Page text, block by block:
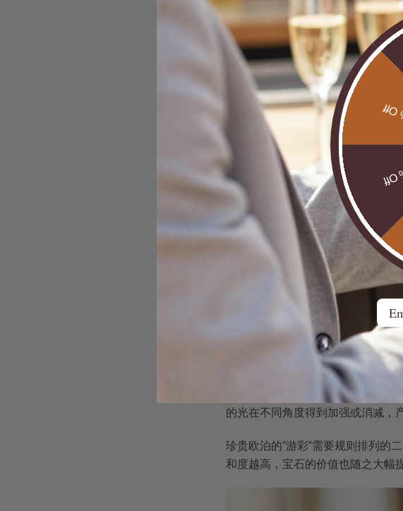
定了其"游彩"现象。
相态与含水量：欧泊属于含水矿
存在。
欧泊历史 的研究表明，澳大
以下是主要宝石内部结构类型与显
内部结构类型
钻石
晶体（面心立方碳） 折
蓝宝石
晶体（三方晶系） 选
晶体（六方晶系） 铬
珍贵欧泊
纳米球阵列（非晶体） 光
月光石
薄层叠加（正长石） 层
从这张表格可以清晰看到：欧泊
这正是收藏家趋之若鹜的核心原因
澳大利亚欧泊的结构
了解了不同宝石的结构差异之后，
欧泊内部的核心结构是纳米球阵列
的六方紧密堆积方式排列，形成
的光在不同角度得到加强或消减，
珍贵欧泊的"游彩"需要规则排列的
和度越高，宝石的价值也随之大幅提
Email